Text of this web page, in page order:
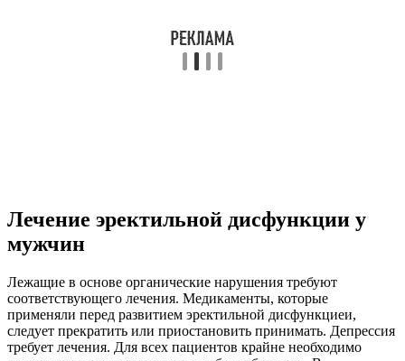
Лечение эректильной дисфункции у
мужчин
Лежащие в основе органические нарушения требуют
соответствующего лечения. Медикаменты, которые
применяли перед развитием эректильной дисфункциеи,
следует прекратить или приостановить принимать. Депрессия
требует лечения. Для всех пациентов крайне необходимо